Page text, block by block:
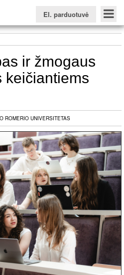
El. parduotuvė
KUR STOTI Žurnalas KUO BŪTI
ir žmogaus
keičiantiems
ROMERIO UNIVERSITETAS